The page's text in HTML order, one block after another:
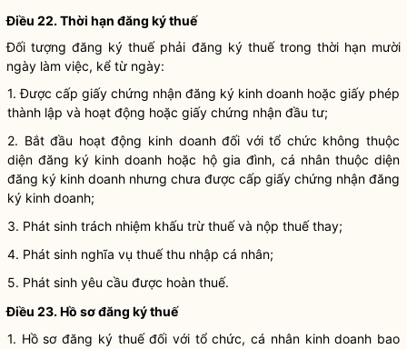
Điều 22. Thời hạn đăng ký thuế
Đối tượng đăng kýthuếphải đăng ký thuếtrong thời hạn mười
ngày làm việc, kể từ ngày:
1. Được cấp giấy chứng nhận đăng ký kinh doanh hoặc giấy phép
thành lập và hoạt động hoặc giấy chứng nhận đầu tư;
2. Bắt đầu hoạt động kinh doanh đối với tổ chức không thuộc
diệnđăng ký kinh doanh hoặc hộ gia đình, cá nhân thuộc diện
đăng ký kinh doanh nhưng chưa được cấp giấy chứng nhận đăng
ký kinh doanh;
3. Phát sinh trách nhiệm khấu trừ thuế và nộp thuế thay;
4. Phát sinh nghĩa vụ thuế thu nhập cá nhân;
5. Phát sinh yêu cầu được hoàn thuế.
Điều 23. Hồ sơ đăng ký thuế
1. Hồ sơ đăng ký thuế đối với tổ chức, cá nhân kinh doanh bao